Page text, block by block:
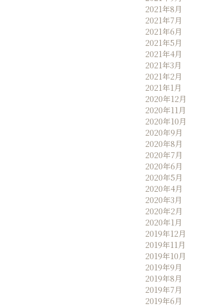
2021年8月
2021年7月
2021年6月
2021年5月
2021年4月
2021年3月
2021年2月
2021年1月
2020年12月
2020年11月
2020年10月
2020年9月
2020年8月
2020年7月
2020年6月
2020年5月
2020年4月
2020年3月
2020年2月
2020年1月
2019年12月
2019年11月
2019年10月
2019年9月
2019年8月
2019年7月
2019年6月